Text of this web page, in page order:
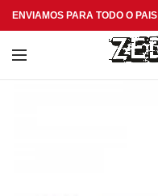
ENVIAMOS PARA TODO O PAIS